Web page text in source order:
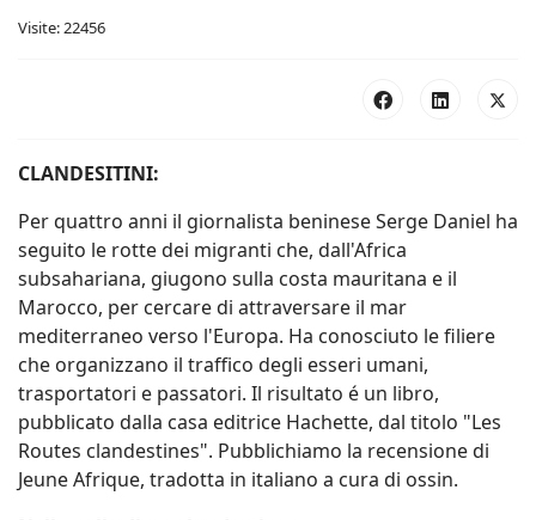
Visite: 22456
CLANDESITINI:
Per quattro anni il giornalista beninese Serge Daniel ha
seguito le rotte dei migranti che, dall'Africa
subsahariana, giugono sulla costa mauritana e il
Marocco, per cercare di attraversare il mar
mediterraneo verso l'Europa. Ha conosciuto le filiere
che organizzano il traffico degli esseri umani,
trasportatori e passatori. Il risultato é un libro,
pubblicato dalla casa editrice Hachette, dal titolo "Les
Routes clandestines". Pubblichiamo la recensione di
Jeune Afrique, tradotta in italiano a cura di ossin.